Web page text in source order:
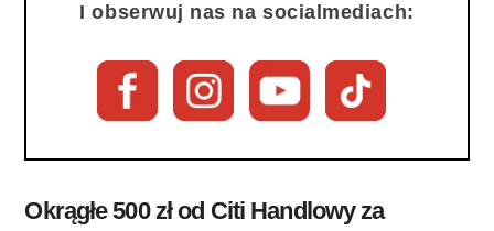
I obserwuj nas na socialmediach:
Okrągłe 500 zł od Citi Handlowy za